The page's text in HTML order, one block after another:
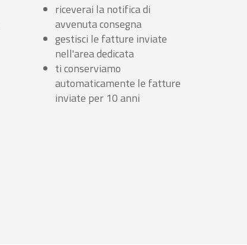
riceverai la notifica di
avvenuta consegna
gestisci le fatture inviate
nell'area dedicata
ti conserviamo
automaticamente le fatture
inviate per 10 anni